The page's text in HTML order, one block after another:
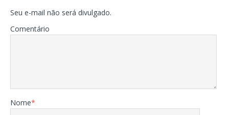
Seu e-mail não será divulgado.
Comentário
Nome*